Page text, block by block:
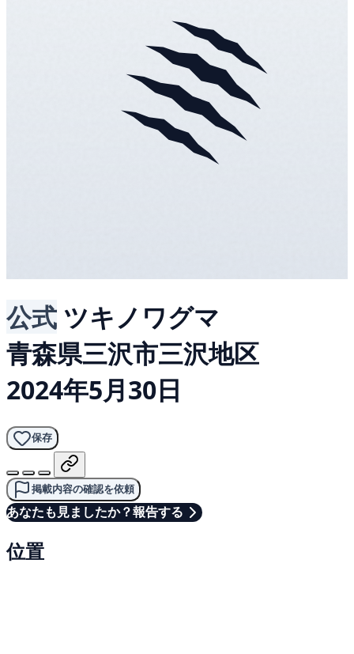
公式 ツキノワグマ
青森県三沢市三沢地区
2024年5月30日
保存
掲載内容の確認を依頼
あなたも見ましたか？報告する
位置